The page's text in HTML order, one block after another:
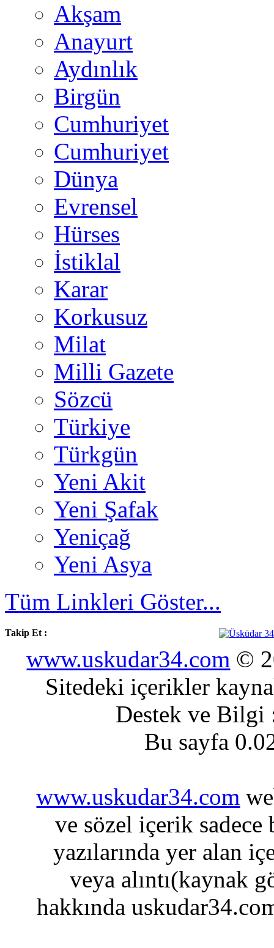
Akşam
Anayurt
Aydınlık
Birgün
Cumhuriyet
Cumhuriyet
Dünya
Evrensel
Hürses
İstiklal
Karar
Korkusuz
Milat
Milli Gazete
Sözcü
Türkiye
Türkgün
Yeni Akit
Yeni Şafak
Yeniçağ
Yeni Asya
Tüm Linkleri Göster...
Takip Et :
www.uskudar34.com ©
Sitedeki içerikler
Destek ve
Bu sayfa
www.uskudar34.com
ve sözel içerik sadece
yazılarında yer alan
veya alıntı(kaynak
hakkında